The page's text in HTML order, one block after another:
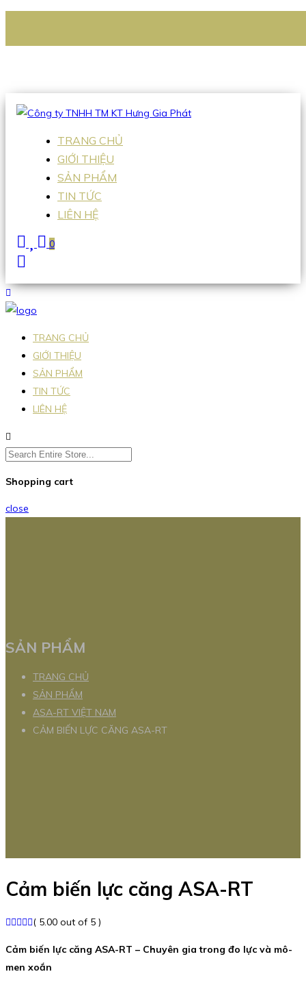
Hotline:0938 336 079
TRANG CHỦ
GIỚI THIỆU
SẢN PHẨM
TIN TỨC
LIÊN HỆ
0
TRANG CHỦ
GIỚI THIỆU
SẢN PHẨM
TIN TỨC
LIÊN HỆ
Shopping cart
close
SẢN PHẨM
TRANG CHỦ
SẢN PHẨM
ASA-RT VIỆT NAM
CẢM BIẾN LỰC CĂNG ASA-RT
Cảm biến lực căng ASA-RT
( 5.00 out of 5 )
Cảm biến lực căng ASA-RT – Chuyên gia trong đo lực và mô-
men xoắn